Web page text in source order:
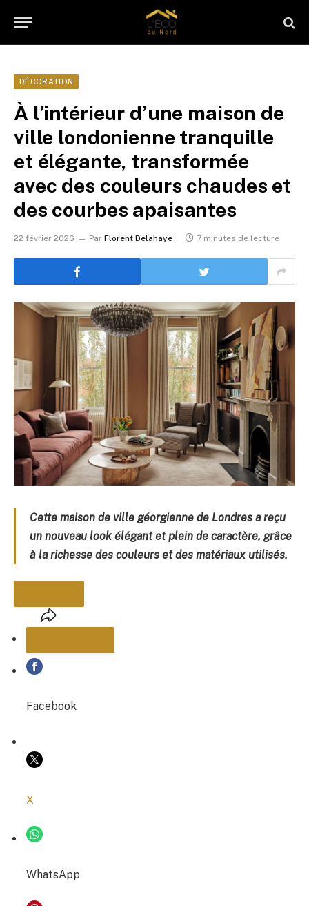
DÉCORATION
À l’intérieur d’une maison de
ville londonienne tranquille
et élégante, transformée
avec des couleurs chaudes et
des courbes apaisantes
22 février 2026 Par Florent Delahaye 7 minutes de lecture
Cette maison de ville géorgienne de Londres a reçu
un nouveau look élégant et plein de caractère, grâce
à la richesse des couleurs et des matériaux utilisés.
PARTAGER
COPIER LE LIEN
Facebook
X
WhatsApp